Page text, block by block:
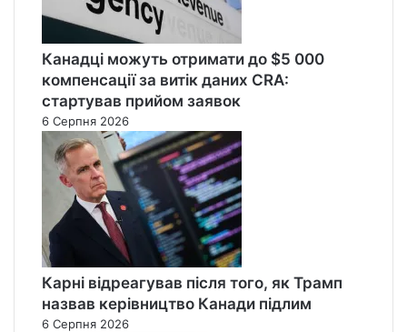
Канадці можуть отримати до $5 000
компенсації за витік даних CRA:
стартував прийом заявок
6 Серпня 2026
Карні відреагував після того, як Трамп
назвав керівництво Канади підлим
6 Серпня 2026